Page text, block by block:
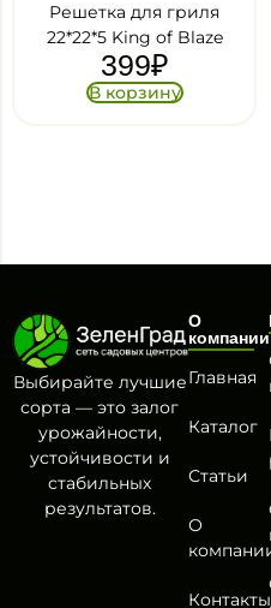
Решетка для гриля
22*22*5 King of Blaze
399₽
В корзину
Выбирайте лучшие
сорта — это залог
урожайности,
устойчивости и
стабильных
результатов.
О
компании
Главная
Каталог
Статьи
О
Контакты